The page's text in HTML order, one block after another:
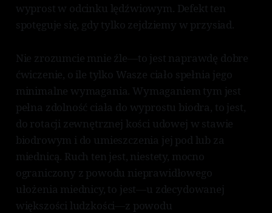
wyprost w odcinku lędźwiowym. Defekt ten
spotęguje się, gdy tylko zejdziemy w przysiad.
Nie zrozumcie mnie źle—to jest naprawdę dobre
ćwiczenie, o ile tylko Wasze ciało spełnia jego
minimalne wymagania. Wymaganiem tym jest
pełna zdolność ciała do wyprostu biodra, to jest,
do rotacji zewnętrznej kości udowej w stawie
biodrowym i do umieszczenia jej pod lub za
miednicą. Ruch ten jest, niestety, mocno
ograniczony z powodu nieprawidłowego
ułożenia miednicy, to jest—u zdecydowanej
większości ludzkości—z powodu